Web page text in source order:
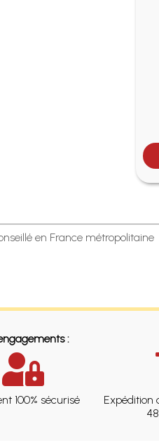
en France métropolitaine
:
100% sécurisé
Expédition